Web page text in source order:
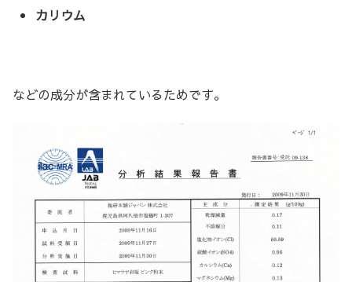
カリウム
などの成分が含まれているためです。